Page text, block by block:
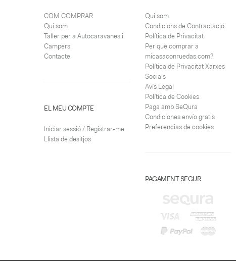
COM COMPRAR
Qui som
Taller per a Autocaravanes i
Campers
Contacte
EL MEU COMPTE
Iniciar sessió / Registrar-me
Llista de desitjos
Qui som
Condicions de Contractació
Política de Privacitat
Per què comprar a
micasaconruedas.com?
Política de Privacitat Xarxes
Socials
Avís Legal
Política de Cookies
Paga amb SeQura
Condiciones envío gratis
Preferencias de cookies
PAGAMENT SEGUR